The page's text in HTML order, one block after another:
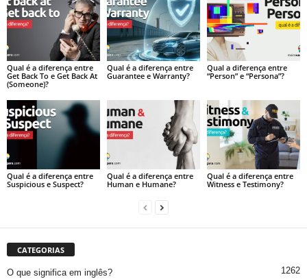
Qual é a diferença entre
Get Back To e Get Back At
(Someone)?
Qual é a diferença entre
Guarantee e Warranty?
Qual a diferença entre
“Person” e “Persona”?
Qual é a diferença entre
Suspicious e Suspect?
Qual é a diferença entre
Human e Humane?
Qual é a diferença entre
Witness e Testimony?
CATEGORIAS
O que significa em inglês? 1262